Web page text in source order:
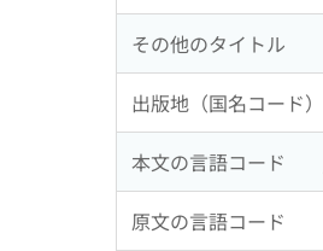
その他のタイトル
出版地（国名コード）
本文の言語コード
原文の言語コード